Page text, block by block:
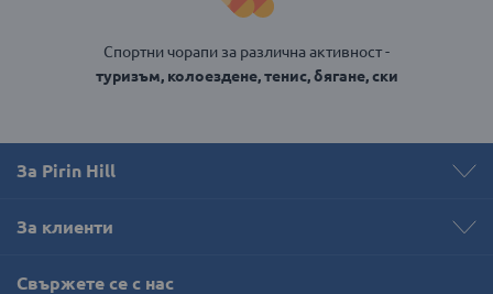
Спортни чорапи за различна активност -
туризъм, колоездене, тенис, бягане, ски
За Pirin Hill
За клиенти
Свържете се с нас